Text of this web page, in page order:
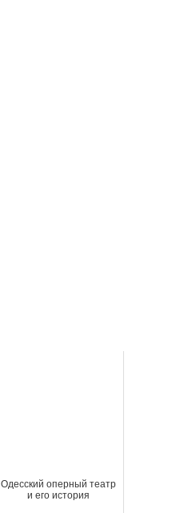
Одесский оперный театр
и его история